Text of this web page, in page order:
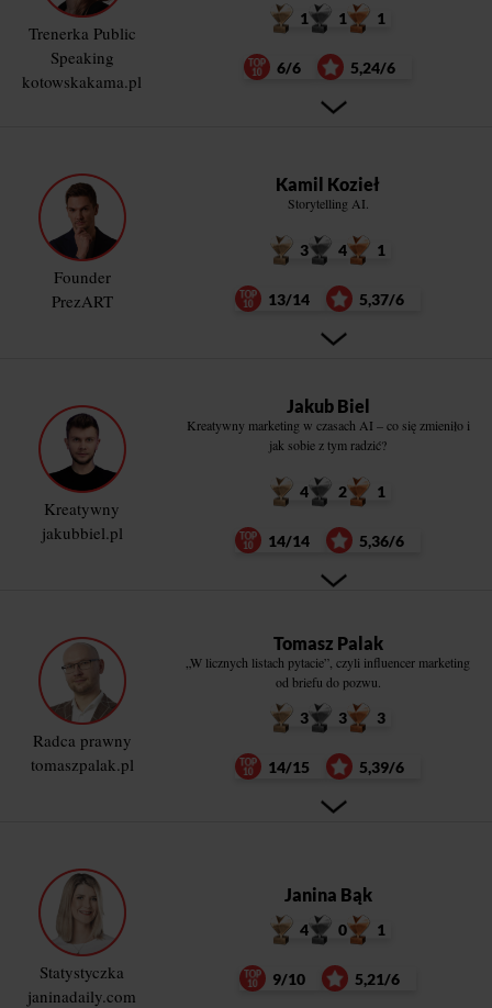
Trenerka Public
Speaking
kotowskakama.pl
1 1 1
6/6 5,24/6
Founder
PrezART
Kamil Kozieł
Storytelling AI.
3 4 1
13/14 5,37/6
Kreatywny
jakubbiel.pl
Jakub Biel
Kreatywny marketing w czasach AI – co się zmieniło i
jak sobie z tym radzić?
4 2 1
14/14 5,36/6
Radca prawny
tomaszpalak.pl
Tomasz Palak
„W licznych listach pytacie”, czyli influencer marketing
od briefu do pozwu.
3 3 3
14/15 5,39/6
Statystyczka
janinadaily.com
Janina Bąk
4 0 1
9/10 5,21/6